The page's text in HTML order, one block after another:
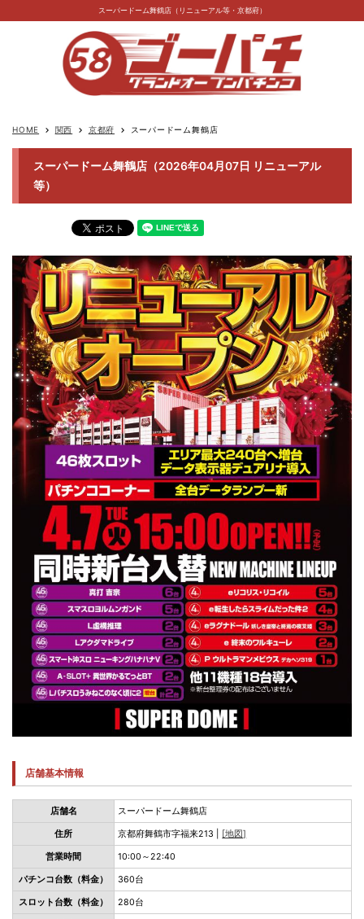
スーパードーム舞鶴店（リニューアル等・京都府）
HOME keyboard_arrow_right 関西 keyboard_arrow_right 京都府 keyboard_arrow_right スーパードーム舞鶴店
スーパードーム舞鶴店（2026年04月07日 リニューアル
等）
店舗基本情報
店舗名 スーパードーム舞鶴店
住所 京都府舞鶴市字福来213 | [地図]
営業時間 10:00～22:40
パチンコ台数（料金） 360台
スロット台数（料金） 280台